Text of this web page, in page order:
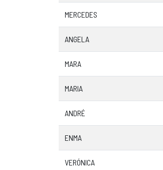
MERCEDES
ANGELA
MARA
MARIA
ANDRÉ
ENMA
VERÓNICA